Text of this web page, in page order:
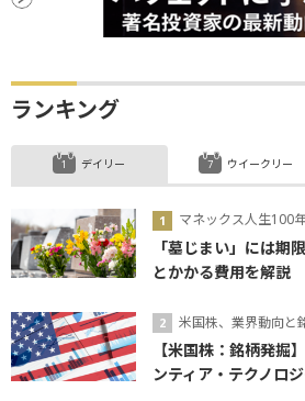
ランキング
デイリー
マネックス人生100
「墓じまい」には期
とかかる費用を解説
米国株、業界動向と
【米国株：銘柄発掘
ンティア・テクノロ
ウイークリー